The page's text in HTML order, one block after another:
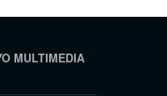
MULTIMEDIA